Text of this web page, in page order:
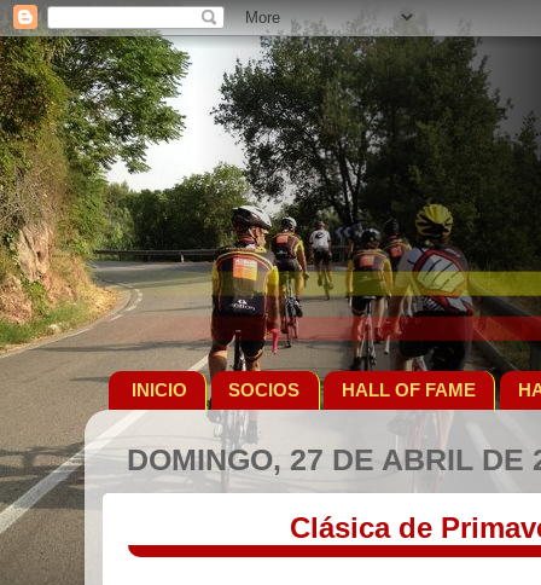
INICIO SOCIOS HALL OF FAME
DOMINGO, 27 DE ABRIL DE
Clásica de